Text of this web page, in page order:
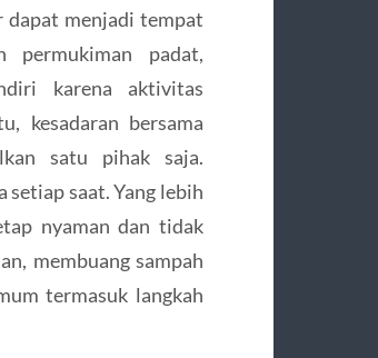
dapat menjadi tempat
permukiman padat,
karena aktivitas
kesadaran bersama
satu pihak saja.
saat. Yang lebih
nyaman dan tidak
membuang sampah
termasuk langkah